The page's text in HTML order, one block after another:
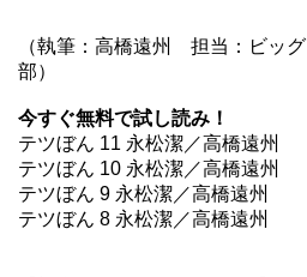
（執筆：高橋遠州 担当：ビッ
部）
今すぐ無料で試し読み！
テツぼん 11 永松潔／高橋遠州
テツぼん 10 永松潔／高橋遠州
テツぼん 9 永松潔／高橋遠州
テツぼん 8 永松潔／高橋遠州